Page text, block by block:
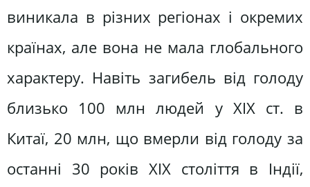
виникала в різних регіонах і окремих
країнах, але вона не мала глобального
характеру. Навіть загибель від голоду
близько 100 млн людей у ХIХ ст. в
Китаї, 20 млн, що вмерли від голоду за
останні 30 років ХІХ століття в Індії,